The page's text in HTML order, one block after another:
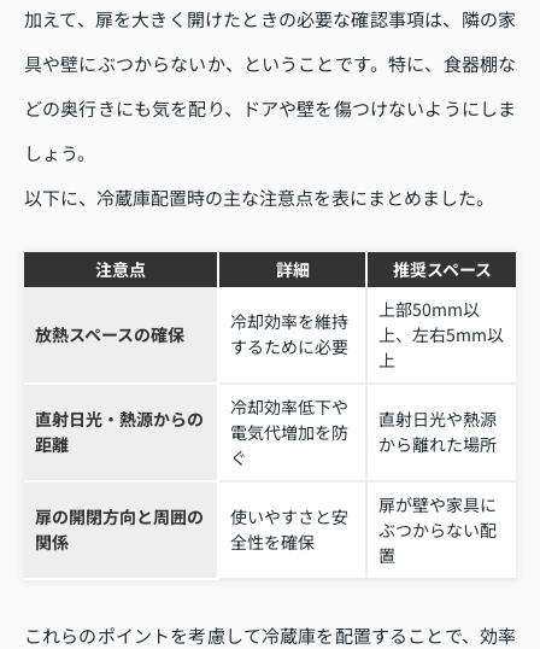
加えて、扉を大きく開けたときの必要な確認事項は、隣の家
具や壁にぶつからないか、ということです。特に、食器棚な
どの奥行きにも気を配り、ドアや壁を傷つけないようにしま
しょう。
以下に、冷蔵庫配置時の主な注意点を表にまとめました。
注意点 詳細 推奨スペース
放熱スペースの確保
冷却効率を維持
するために必要
上部50mm以
上、左右5mm以
上
直射日光・熱源からの
距離
冷却効率低下や
電気代増加を防
ぐ
直射日光や熱源
から離れた場所
扉の開閉方向と周囲の
関係
使いやすさと安
全性を確保
扉が壁や家具に
ぶつからない配
置
これらのポイントを考慮して冷蔵庫を配置することで、効率